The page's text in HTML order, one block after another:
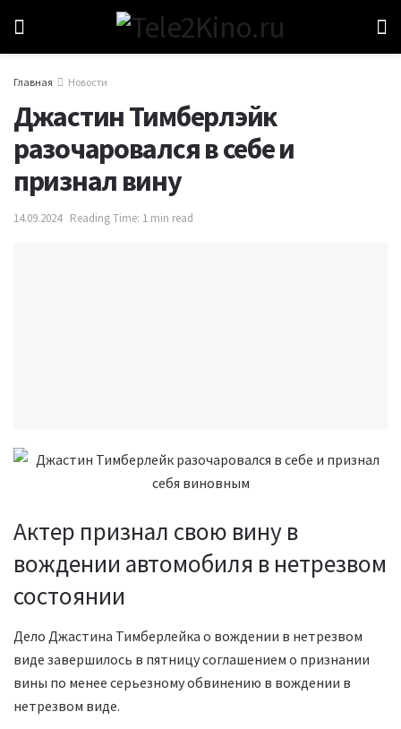
Главная Новости
Джастин Тимберлэйк
разочаровался в себе и
признал вину
14.09.2024 Reading Time: 1 min read
Актер признал свою вину в
вождении автомобиля в нетрезвом
состоянии
Дело Джастина Тимберлейка о вождении в нетрезвом
виде завершилось в пятницу соглашением о признании
вины по менее серьезному обвинению в вождении в
нетрезвом виде.